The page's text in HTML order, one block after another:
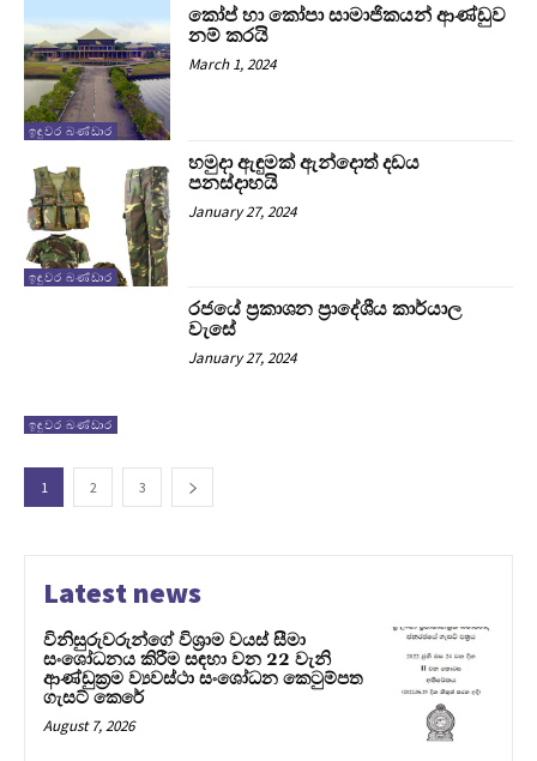
ඉඳුවර බණ්ඩාර
කෝප් හා කෝපා සාමාජිකයන් ආණ්ඩුව
නම් කරයි
March 1, 2024
ඉඳුවර බණ්ඩාර
හමුදා ඇඳුමක් ඇන්දොත් දඩය
පනස්දාහයි
January 27, 2024
ඉඳුවර බණ්ඩාර
රජයේ ප්‍රකාශන ප්‍රාදේශීය කාර්යාල
වැසේ
January 27, 2024
1 2 3
Latest news
විනිසුරුවරුන්ගේ විශ්‍රාම වයස් සීමා
සංශෝධනය කිරීම සඳහා වන 22 වැනි
ආණ්ඩුක්‍රම ව්‍යවස්ථා සංශෝධන කෙටුම්පත
ගැසට් කෙරේ
August 7, 2026